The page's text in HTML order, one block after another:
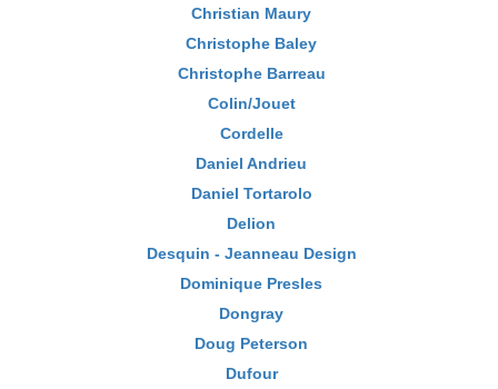
Christian Maury
Christophe Baley
Christophe Barreau
Colin/Jouet
Cordelle
Daniel Andrieu
Daniel Tortarolo
Delion
Desquin - Jeanneau Design
Dominique Presles
Dongray
Doug Peterson
Dufour